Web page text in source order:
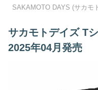
SAKAMOTO DAYS (サカモ
サカモトデイズ T
2025年04月発売